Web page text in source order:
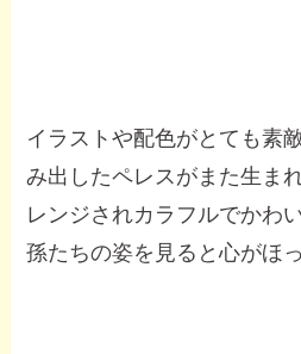
イラストや配色がとても素
み出したペレスがまた生ま
レンジされカラフルでかわ
孫たちの姿を見ると心がほ